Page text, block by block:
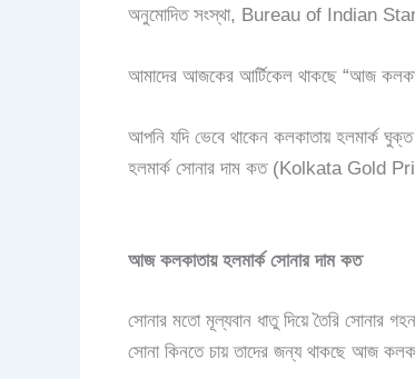
অনুমোদিত সংস্থা, Bureau of Indian
আমাদের আজকের আর্টিকেল থাকছে “আজ
আপনি যদি ভেবে থাকেন কলকাতায় হলমার্ক
হলমার্ক সোনার দাম কত (Kolkata
আজ কলকাতায় হলমার্ক সোনার দাম কত
সোনার মতো মূল্যবান ধাতু দিয়ে তৈরি সোনার
সোনা কিনতে চায় তাদের জন্য থাকছে আজ